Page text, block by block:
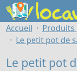
Accueil
Produits
Le petit pot de
Le petit pot